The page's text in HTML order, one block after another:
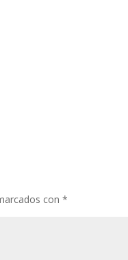
con*